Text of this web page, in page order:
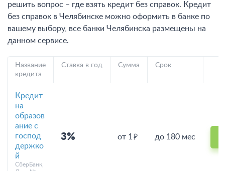
решить вопрос – где взять кредит без справок. Кредит
без справок в Челябинске можно оформить в банке по
вашему выбору, все банки Челябинска размещены на
данном сервисе.
Название
кредита
Ставка в год Сумма Срок
Кредит
на
образов
ание с
господ
держко
й
СберБанк,
3% от 1 до 180 мес